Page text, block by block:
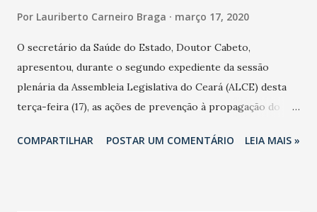
Por Lauriberto Carneiro Braga março 17, 2020
O secretário da Saúde do Estado, Doutor Cabeto,
apresentou, durante o segundo expediente da sessão
plenária da Assembleia Legislativa do Ceará (ALCE) desta
terça-feira (17), as ações de prevenção à propagação do
adotadas pelo Governo do Estado na contenção da
COMPARTILHAR POSTAR UM COMENTÁRIO LEIA MAIS »